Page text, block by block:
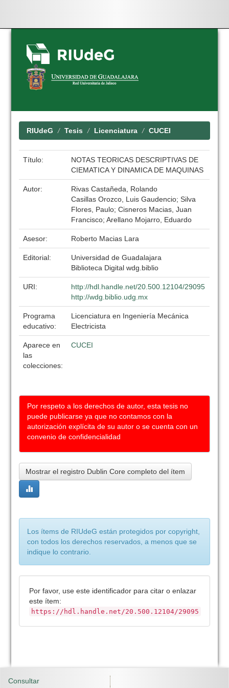
Skip
navigation
RIUdeG Tesis Licenciatura CUCEI
Título:
NOTAS TEORICAS DESCRIPTIVAS DE
CIEMATICA Y DINAMICA DE MAQUINAS
Autor:
Rivas Castañeda, Rolando
Casillas Orozco, Luis Gaudencio; Silva
Flores, Paulo; Cisneros Macias, Juan
Francisco; Arellano Mojarro, Eduardo
Asesor: Roberto Macias Lara
Editorial:
Universidad de Guadalajara
Biblioteca Digital wdg.biblio
URI:
http://hdl.handle.net/20.500.12104/29095
http://wdg.biblio.udg.mx
Programa
educativo:
Licenciatura en Ingeniería Mecánica
Electricista
Aparece en
las
colecciones:
CUCEI
Por respeto a los derechos de autor, esta tesis no
puede publicarse ya que no contamos con la
autorización explícita de su autor o se cuenta con un
convenio de confidencialidad
Mostrar el registro Dublin Core completo del ítem
Los ítems de RIUdeG están protegidos por copyright,
con todos los derechos reservados, a menos que se
indique lo contrario.
Por favor, use este identificador para citar o enlazar
este ítem:
https://hdl.handle.net/20.500.12104/29095
Consultar